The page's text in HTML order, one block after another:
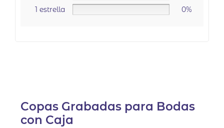
1 estrella
0%
Copas Grabadas para Bodas
con Caja